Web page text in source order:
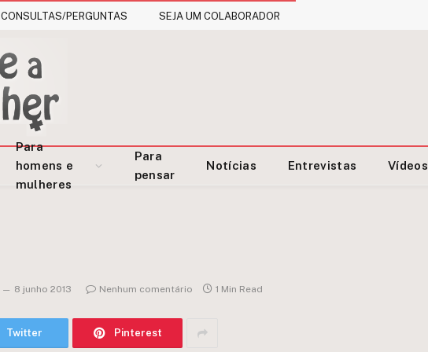
CONSULTAS/PERGUNTAS SEJA UM COLABORADOR
Para
homens e
mulheres
Para
pensar
Notícias Entrevistas Vídeos
8 junho 2013 Nenhum comentário 1 Min Read
Twitter Pinterest